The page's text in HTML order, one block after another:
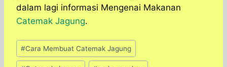
dalam lagi informasi Mengenai Makanan
Catemak Jagung.
Post
Tags:
#Cara Membuat Catemak Jagung